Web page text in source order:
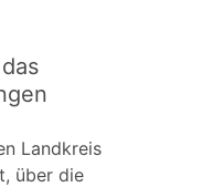
Landkreis
über die